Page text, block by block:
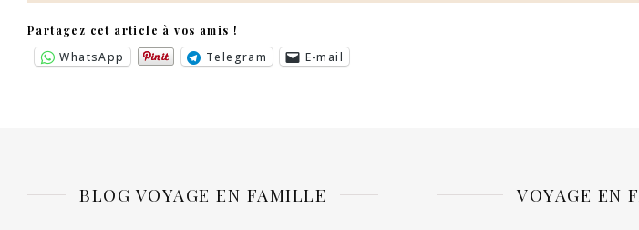
Partagez cet article à vos amis !
WhatsApp Telegram E-mail
BLOG VOYAGE EN FAMILLE VOYAGE EN